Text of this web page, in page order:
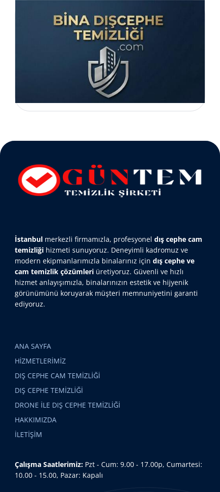
İstanbul merkezli firmamızla, profesyonel dış cephe cam
temizliği hizmeti sunuyoruz. Deneyimli kadromuz ve
modern ekipmanlarımızla binalarınız için dış cephe ve
cam temizlik çözümleri üretiyoruz. Güvenli ve hızlı
hizmet anlayışımızla, binalarınızın estetik ve hijyenik
görünümünü koruyarak müşteri memnuniyetini garanti
ediyoruz.
ANA SAYFA
HİZMETLERİMİZ
DIŞ CEPHE CAM TEMİZLİĞİ
DIŞ CEPHE TEMİZLİĞİ
DRONE İLE DIŞ CEPHE TEMİZLİĞİ
HAKKIMIZDA
İLETİŞİM
Çalışma Saatlerimiz: Pzt - Cum: 9.00 - 17.00p, Cumartesi:
10.00 - 15.00, Pazar: Kapalı